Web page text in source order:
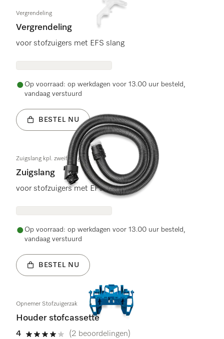
Vergrendeling
Vergrendeling
voor stofzuigers met EFS slang
Op voorraad: op werkdagen voor 13.00 uur besteld,
vandaag verstuurd
BESTEL NU
Zuigslang kpl. zweifarbig ST
Zuigslang
voor stofzuigers met EFS slang
Op voorraad: op werkdagen voor 13.00 uur besteld,
vandaag verstuurd
BESTEL NU
Opnemer Stofzuigerzak
Houder stofcassette
4 (2 beoordelingen)